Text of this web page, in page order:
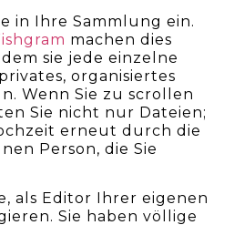
in Ihre Sammlung ein.
machen dies
sie jede einzelne
organisiertes
Wenn Sie zu scrollen
Sie nicht nur Dateien;
erneut durch die
Person, die Sie
als Editor Ihrer eigenen
Sie haben völlige